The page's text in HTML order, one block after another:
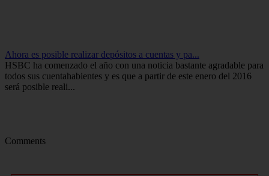
Ahora es posible realizar depósitos a cuentas y pa...
HSBC ha comenzado el año con una noticia bastante agradable para
todos sus cuentahabientes y es que a partir de este enero del 2016
será posible reali...
Comments